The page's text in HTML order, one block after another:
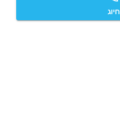
חיוג